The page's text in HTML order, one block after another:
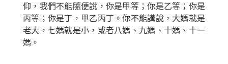
仰，我們不能隨便說，你是甲等；你是乙等；你是
丙等；你是丁，甲乙丙丁。你不能講說，大媽就是
老大，七媽就是小，或者八媽、九媽、十媽、十一
媽。